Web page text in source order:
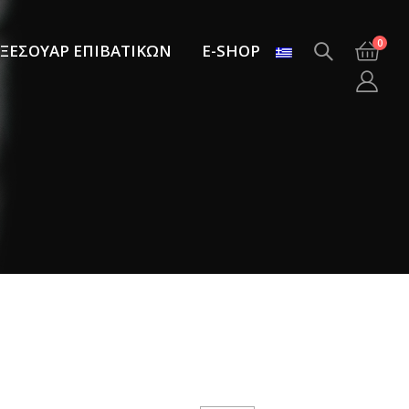
ΕΠΙΒΑΤΙΚΩΝ E-SHOP 0